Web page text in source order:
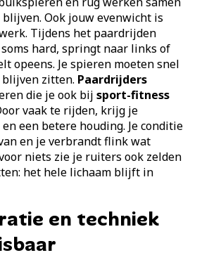
Ook jouw evenwicht is
Tijdens het paardrijden
hard, springt naar links of
opeens. Je spieren moeten snel
blijven zitten. Paardrijders
die je ook bij sport-fitness
vaak te rijden, krijg je
een betere houding. Je conditie
en je verbrandt flink wat
niets zie je ruiters ook zelden
het hele lichaam blijft in
en techniek